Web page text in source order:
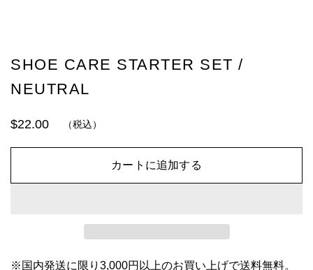
SHOE CARE STARTER SET /
NEUTRAL
$22.00 （税込）
カートに追加する
※国内発送に限り3,000円以上のお買い上げで送料無料。